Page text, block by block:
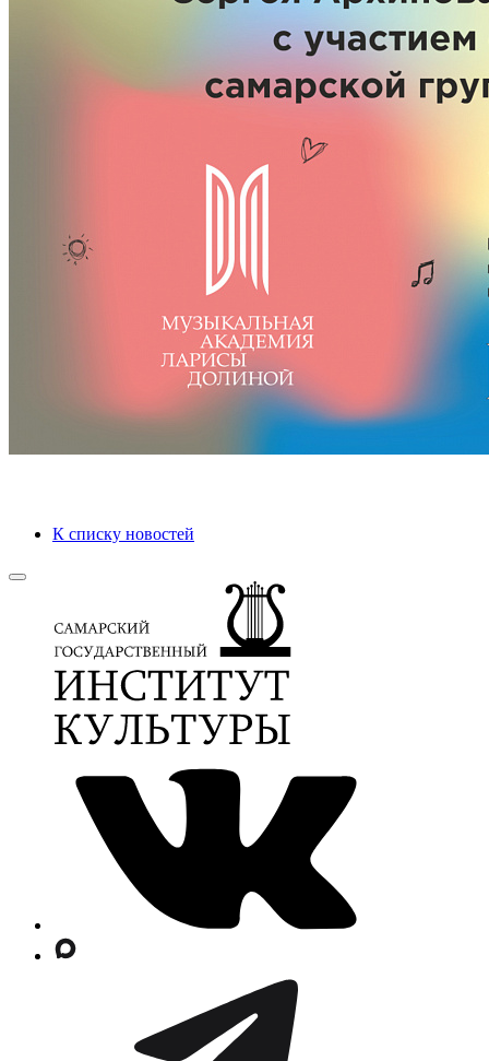
К списку новостей